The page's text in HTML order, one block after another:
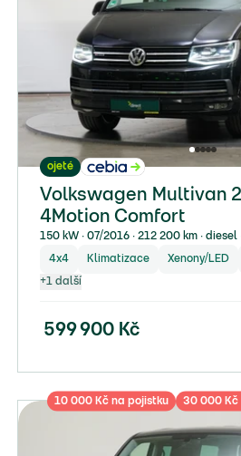
ojeté
Volkswagen Multivan
4Motion Comfort
150 kW ∙ 07/2016 ∙ 212 200 km ∙
4x4 Klimatizace Xenony/LED
+1 další
599 900 Kč
10 000 Kč na pojistku 30 000 Kč